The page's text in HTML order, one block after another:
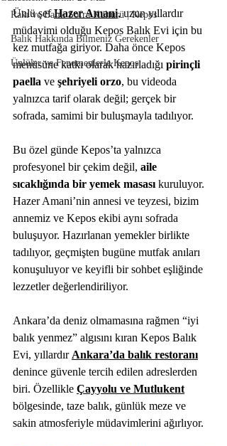
Rakı ve Balık Sofra Kültürü | Kepos
Balık Hakkında Bilmeniz Gerekenler
Ünlüler ve Fenomenlerle Kepos
Ünlü şef Hazer Amani, uzun yıllardır
müdavimi olduğu Kepos Balık Evi için bu
kez mutfağa giriyor. Daha önce Kepos
menüsüne katkı olarak hazırladığı pirinçli
paella ve şehriyeli orzo, bu videoda
yalnızca tarif olarak değil; gerçek bir
sofrada, samimi bir buluşmayla tadılıyor.
Bu özel günde Kepos’ta yalnızca
profesyonel bir çekim değil, aile
sıcaklığında bir yemek masası kuruluyor.
Hazer Amani’nin annesi ve teyzesi, bizim
annemiz ve Kepos ekibi aynı sofrada
buluşuyor. Hazırlanan yemekler birlikte
tadılıyor, geçmişten bugüne mutfak anıları
konuşuluyor ve keyifli bir sohbet eşliğinde
lezzetler değerlendiriliyor.
Ankara’da deniz olmamasına rağmen “iyi
balık yenmez” algısını kıran Kepos Balık
Evi, yıllardır Ankara’da balık restoranı
denince güvenle tercih edilen adreslerden
biri. Özellikle Çayyolu ve Mutlukent
bölgesinde, taze balık, günlük meze ve
sakin atmosferiyle müdavimlerini ağırlıyor.